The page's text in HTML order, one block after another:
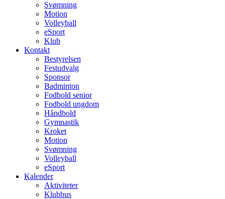
Svømning
Motion
Volleyball
eSport
Klub
Kontakt
Bestyrelsen
Festudvalg
Sponsor
Badminton
Fodbold senior
Fodbold ungdom
Håndbold
Gymnastik
Kroket
Motion
Svømning
Volleyball
eSport
Kalender
Aktiviteter
Klubhus